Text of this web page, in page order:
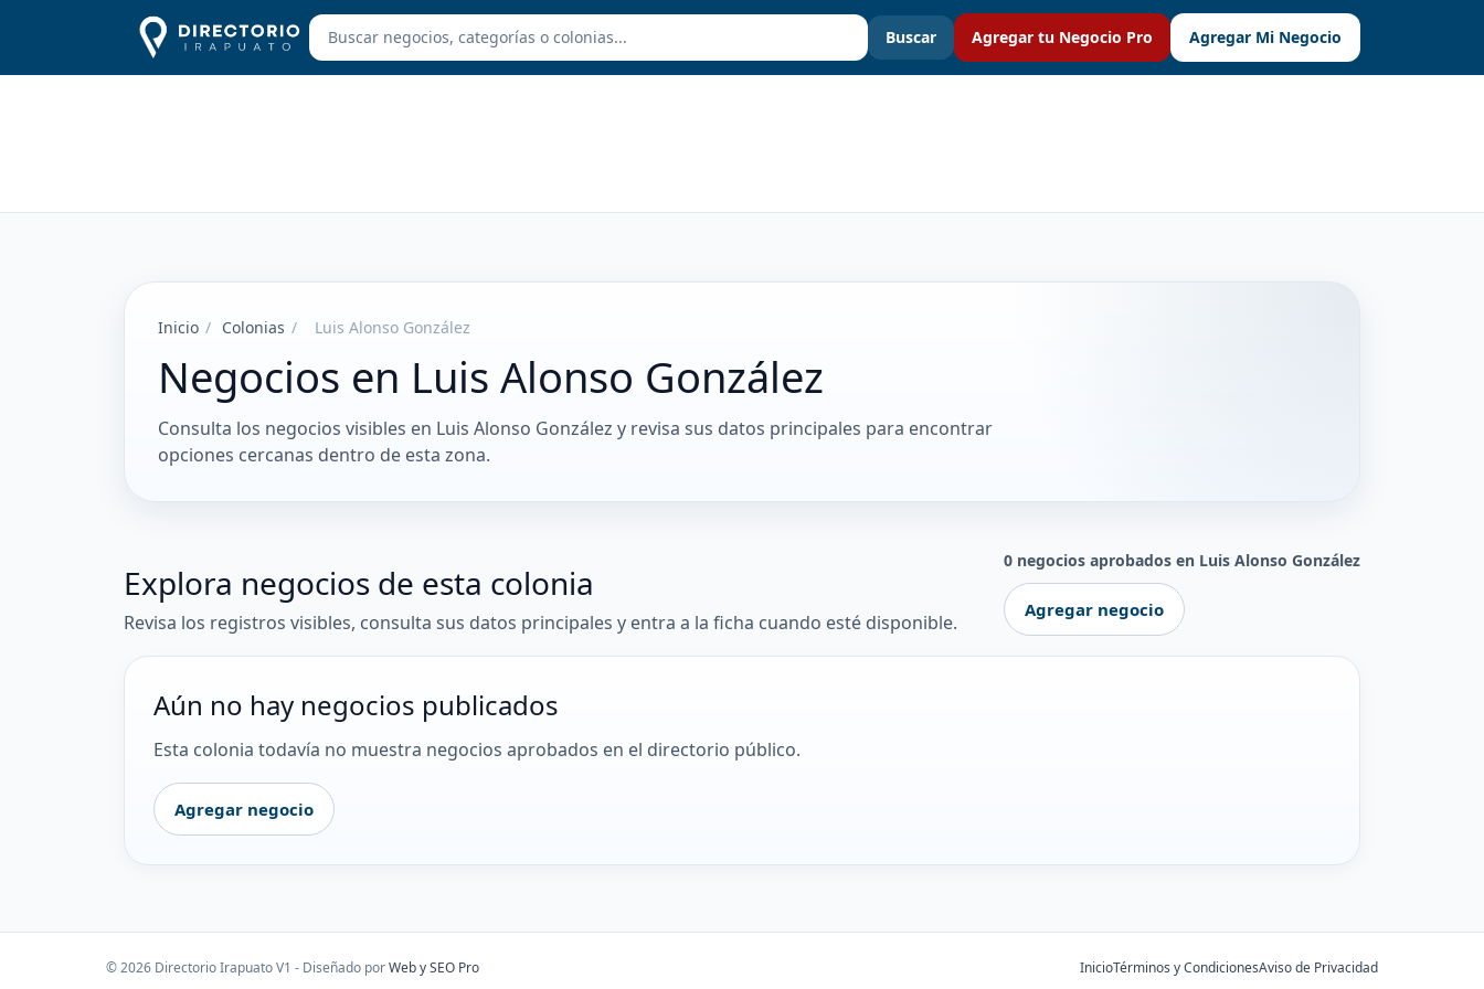
Buscar Agregar tu Negocio Pro Agregar Mi Negocio
Inicio / Colonias / Luis Alonso González
Negocios en Luis Alonso González
Consulta los negocios visibles en Luis Alonso González y revisa sus datos principales para encontrar
opciones cercanas dentro de esta zona.
Explora negocios de esta colonia
Revisa los registros visibles, consulta sus datos principales y entra a la ficha cuando esté disponible.
0 negocios aprobados en Luis Alonso González
Agregar negocio
Aún no hay negocios publicados
Esta colonia todavía no muestra negocios aprobados en el directorio público.
Agregar negocio
© 2026 Directorio Irapuato V1 - Diseñado porWeb y SEO Pro InicioTérminos y CondicionesAviso de Privacidad